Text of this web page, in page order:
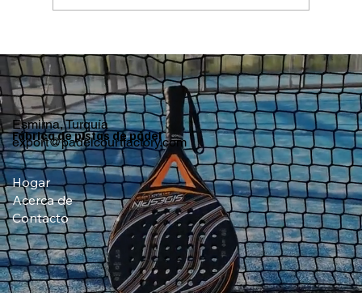
el próximo destino de pádel de primera
categoría en Europa Central?
Esmirna, Turquía
export@padelcourtfactory.com
Fábrica de pistas de pádel
Hogar
Acerca de
Contacto